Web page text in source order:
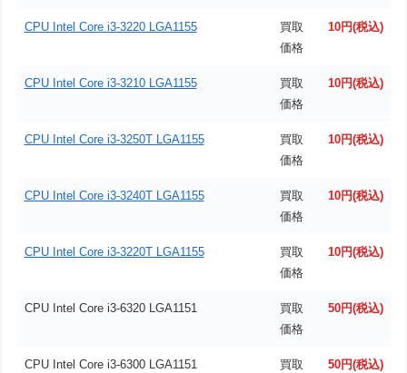
CPU Intel Core i3-3220 LGA1155
買取
価格
10円(税込)
CPU Intel Core i3-3210 LGA1155
買取
価格
10円(税込)
CPU Intel Core i3-3250T LGA1155
買取
価格
10円(税込)
CPU Intel Core i3-3240T LGA1155
買取
価格
10円(税込)
CPU Intel Core i3-3220T LGA1155
買取
価格
10円(税込)
CPU Intel Core i3-6320 LGA1151
買取
価格
50円(税込)
CPU Intel Core i3-6300 LGA1151
買取
50円(税込)